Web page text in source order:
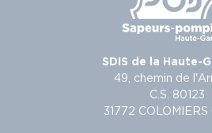
SDIS de la Haute-
49, chemin de
C.S. 80123
31772 COLOMIERS